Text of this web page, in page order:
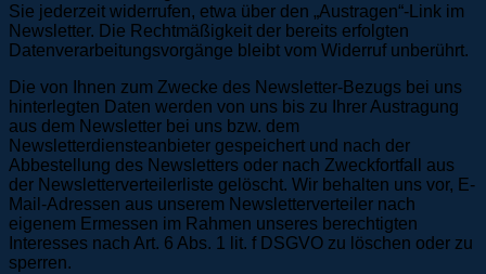
Sie jederzeit widerrufen, etwa über den „Austragen“-Link im
Newsletter. Die Rechtmäßigkeit der bereits erfolgten
Datenverarbeitungsvorgänge bleibt vom Widerruf unberührt.
Die von Ihnen zum Zwecke des Newsletter-Bezugs bei uns
hinterlegten Daten werden von uns bis zu Ihrer Austragung
aus dem Newsletter bei uns bzw. dem
Newsletterdiensteanbieter gespeichert und nach der
Abbestellung des Newsletters oder nach Zweckfortfall aus
der Newsletterverteilerliste gelöscht. Wir behalten uns vor, E-
Mail-Adressen aus unserem Newsletterverteiler nach
eigenem Ermessen im Rahmen unseres berechtigten
Interesses nach Art. 6 Abs. 1 lit. f DSGVO zu löschen oder zu
sperren.